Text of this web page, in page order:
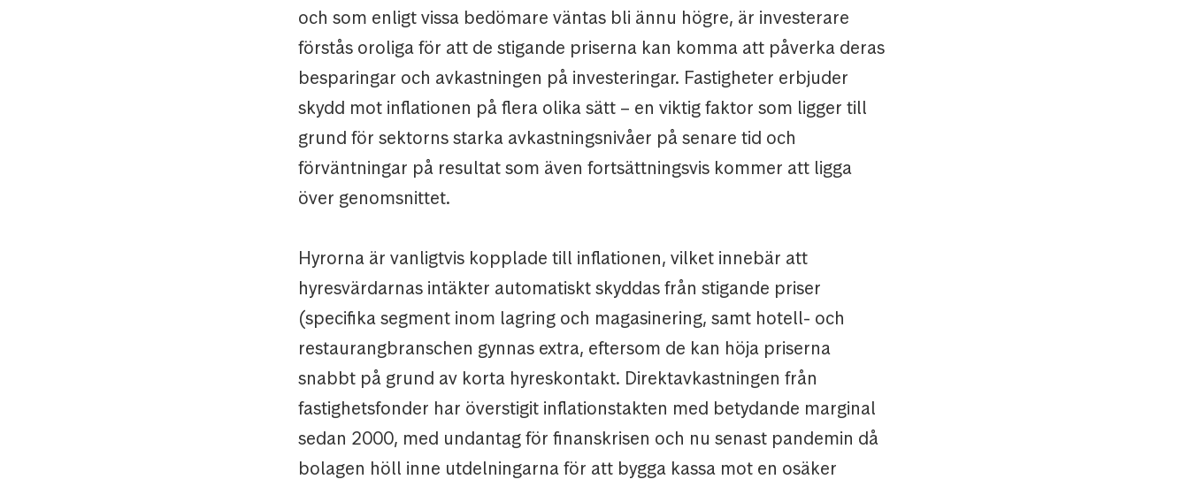
och som enligt vissa bedömare väntas bli ännu högre, är investerare
förstås oroliga för att de stigande priserna kan komma att påverka deras
besparingar och avkastningen på investeringar. Fastigheter erbjuder
skydd mot inflationen på flera olika sätt – en viktig faktor som ligger till
grund för sektorns starka avkastningsnivåer på senare tid och
förväntningar på resultat som även fortsättningsvis kommer att ligga
över genomsnittet.
Hyrorna är vanligtvis kopplade till inflationen, vilket innebär att
hyresvärdarnas intäkter automatiskt skyddas från stigande priser
(specifika segment inom lagring och magasinering, samt hotell- och
restaurangbranschen gynnas extra, eftersom de kan höja priserna
snabbt på grund av korta hyreskontakt. Direktavkastningen från
fastighetsfonder har överstigit inflationstakten med betydande marginal
sedan 2000, med undantag för finanskrisen och nu senast pandemin då
bolagen höll inne utdelningarna för att bygga kassa mot en osäker